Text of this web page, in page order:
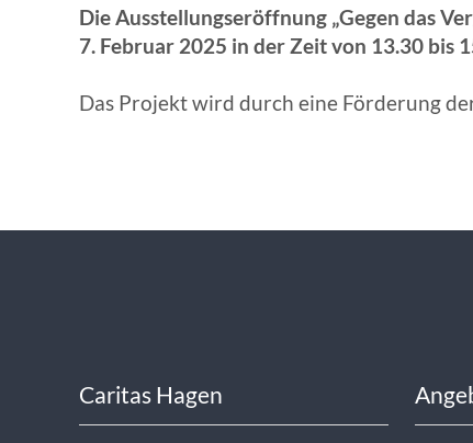
Die Ausstellungseröffnung „Gegen das
7. Februar 2025 in der Zeit von 13.30 bis
Das Projekt wird durch eine Förderung
Caritas Hagen